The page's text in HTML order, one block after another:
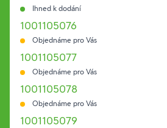
Ihned k dodání
1001105076
Objednáme pro Vás
1001105077
Objednáme pro Vás
1001105078
Objednáme pro Vás
1001105079